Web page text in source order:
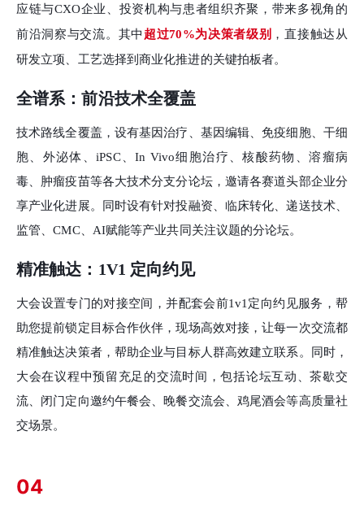
应链与CXO企业、投资机构与患者组织齐聚，带来多视角的
前沿洞察与交流。其中 超过70%为决策者级别 ，直接触达从
研发立项、工艺选择到商业化推进的关键拍板者。
全谱系：前沿技术全覆盖
技术路线全覆盖，设有基因治疗、基因编辑、免疫细胞、干细
胞、外泌体、iPSC、In Vivo细胞治疗、核酸药物、溶瘤病
毒、肿瘤疫苗等各大技术分支分论坛，邀请各赛道头部企业分
享产业化进展。同时设有针对投融资、临床转化、递送技术、
监管、CMC、AI赋能等产业共同关注议题的分论坛。
精准触达：1V1 定向约见
大会设置专门的对接空间，并配套会前1v1定向约见服务，帮
助您提前锁定目标合作伙伴，现场高效对接，让每一次交流都
精准触达决策者，帮助企业与目标人群高效建立联系。同时，
大会在议程中预留充足的交流时间，包括论坛互动、茶歇交
流、闭门定向邀约午餐会、晚餐交流会、鸡尾酒会等高质量社
交场景。
04